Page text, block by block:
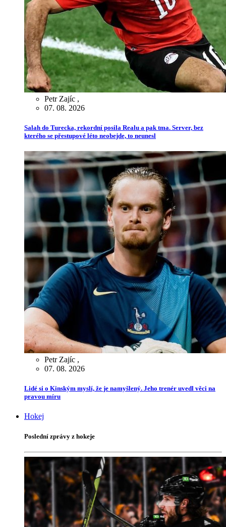
Petr Zajíc ,
07. 08. 2026
Salah do Turecka, rekordní posila Realu a pak tma. Server, bez
kterého se přestupové léto neobejde, to neunesl
Petr Zajíc ,
07. 08. 2026
Lidé si o Kinským myslí, že je namyšlený. Jeho trenér uvedl věci na
pravou míru
Hokej
Poslední zprávy z hokeje